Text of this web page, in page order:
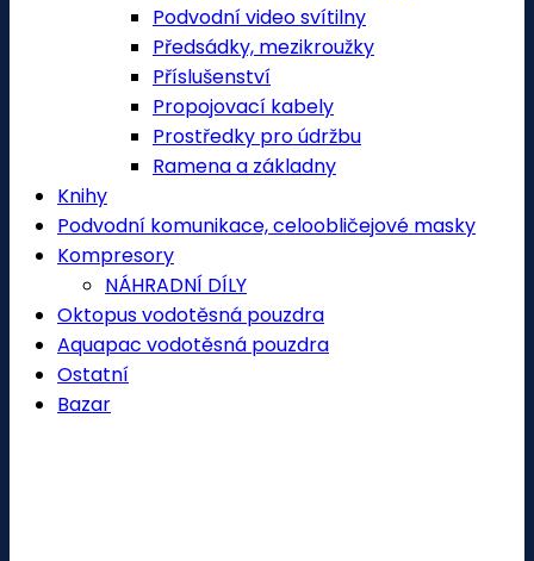
Podvodní video svítilny
Předsádky, mezikroužky
Příslušenství
Propojovací kabely
Prostředky pro údržbu
Ramena a základny
Knihy
Podvodní komunikace, celoobličejové masky
Kompresory
NÁHRADNÍ DÍLY
Oktopus vodotěsná pouzdra
Aquapac vodotěsná pouzdra
Ostatní
Bazar